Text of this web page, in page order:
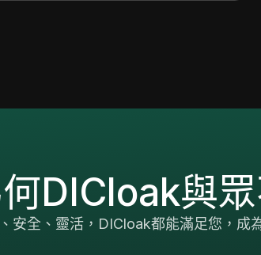
DICloak與眾
安全、靈活，DICloak都能滿足您，成